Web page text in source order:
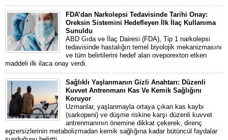
FDA’dan Narkolepsi Tedavisinde Tarihi Onay:
Oreksin Sistemini Hedefleyen İlk İlaç Kullanıma
Sunuldu
ABD Gıda ve İlaç Dairesi (FDA), Tip 1 narkolepsi
tedavisinde hastalığın temel biyolojik mekanizmasını
ve tüm belirtilerini hedef alan oveporexton etken
maddeli ilk ilaca onay verdi.
Sağlıklı Yaşlanmanın Gizli Anahtarı: Düzenli
Kuvvet Antrenmanı Kas Ve Kemik Sağlığını
Koruyor
Uzmanlar, yaşlanmayla ortaya çıkan kas kaybı
(sarkopeni) ve düşme riskine karşı düzenli kuvvet
antrenmanının önemine dikkat çekerek, direnç
egzersizlerinin metabolizmadan kemik sağlığına kadar bütüncül faydalar